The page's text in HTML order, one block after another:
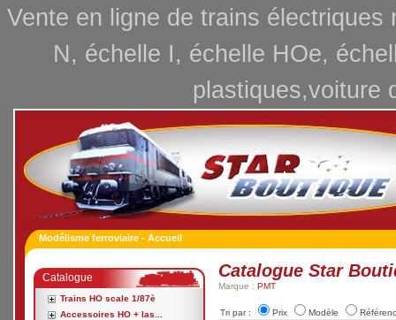
Vente en ligne de trains
N, échelle I, échelle HOe,
plastiques,voiture
Modélisme ferroviaire - Accueil
Catalogue
Trains HO scale 1/87è
Accessoires HO + las...
Catalogue Star
Marque : PMT
Tri par : Prix Modèle